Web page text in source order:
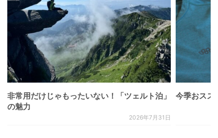
非常用だけじゃもったいない！「ツェルト泊」
の魅力
2026年7月31日
今季おスス